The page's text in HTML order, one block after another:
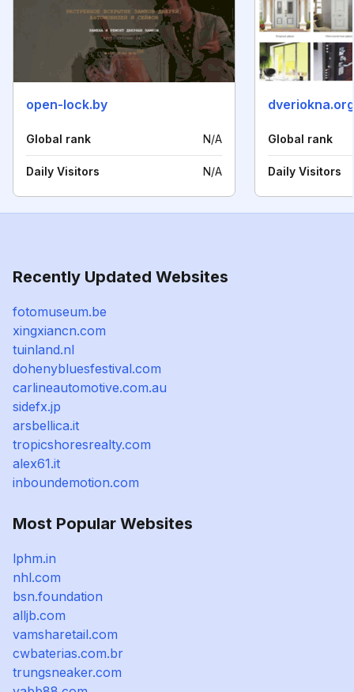
open-lock.by
Global rank N/A
Daily Visitors N/A
dveriokna.org
Global rank
Daily Visitors
Recently Updated Websites
fotomuseum.be
xingxiancn.com
tuinland.nl
dohenybluesfestival.com
carlineautomotive.com.au
sidefx.jp
arsbellica.it
tropicshoresrealty.com
alex61.it
inboundemotion.com
Most Popular Websites
lphm.in
nhl.com
bsn.foundation
alljb.com
vamsharetail.com
cwbaterias.com.br
trungsneaker.com